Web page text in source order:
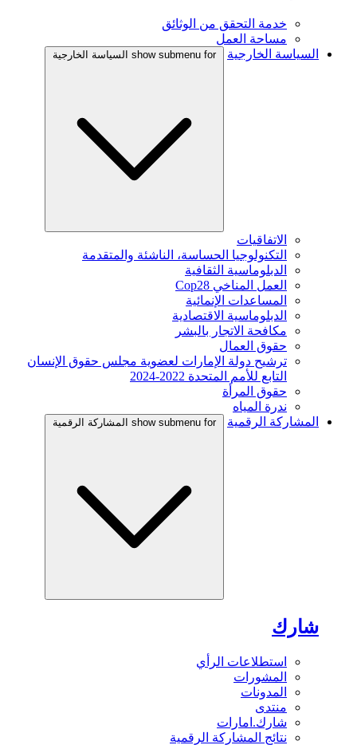
خدمة التحقق من الوثائق
مساحة العمل
السياسة الخارجية
show submenu for السياسة الخارجية
الاتفاقيات
التكنولوجيا الحساسة، الناشئة والمتقدمة
الدبلوماسية الثقافية
العمل المناخي Cop28
المساعدات الإنمائية
الدبلوماسية الاقتصادية
مكافحة الاتجار بالبشر
حقوق العمال
ترشيح دولة الإمارات لعضوية مجلس حقوق الإنسان
التابع للأمم المتحدة 2022-2024
حقوق المرأة
ندرة المياه
المشاركة الرقمية
show submenu for المشاركة الرقمية
شارك
استطلاعات الرأي
المشورات
المدونات
منتدى
شارك.امارات
نتائج المشاركة الرقمية